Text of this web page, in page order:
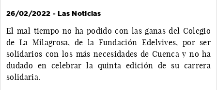
26/02/2022 - Las Noticias
El mal tiempo no ha podido con las ganas del Colegio
de La Milagrosa, de la Fundación Edelvives, por ser
solidarios con los más necesidades de Cuenca y no ha
dudado en celebrar la quinta edición de su carrera
solidaria.